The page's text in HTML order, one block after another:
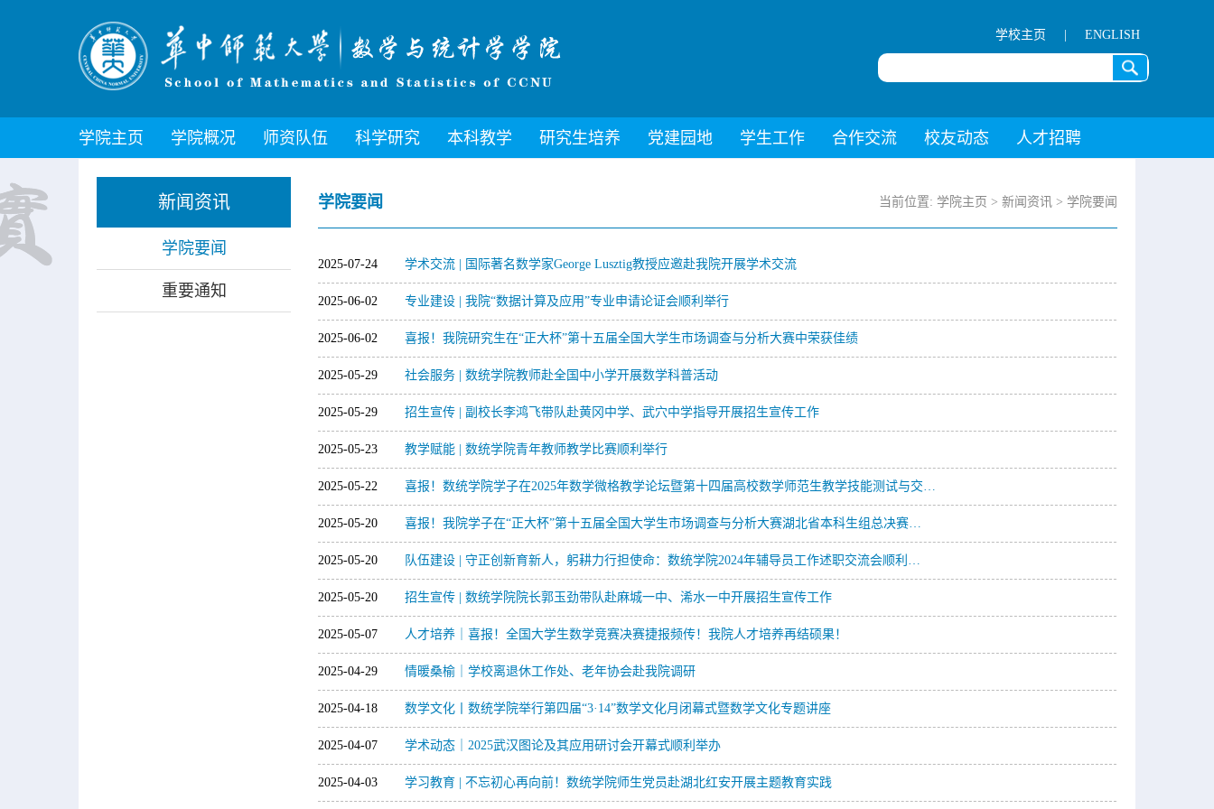
ENGLISH
学校主页
学院主页 学院概况 师资队伍 科学研究 本科教学 研究生培养 党建园地 学生工作 合作交流 校友动态 人才招聘
新闻资讯
学院要闻
重要通知
学院要闻 当前位置: 学院主页 > 新闻资讯 > 学院要闻
2025-07-24 学术交流 | 国际著名数学家George Lusztig教授应邀赴我院开展学术交流
2025-06-02 专业建设 | 我院“数据计算及应用”专业申请论证会顺利举行
2025-06-02 喜报！我院研究生在“正大杯”第十五届全国大学生市场调查与分析大赛中荣获佳绩
2025-05-29 社会服务 | 数统学院教师赴全国中小学开展数学科普活动
2025-05-29 招生宣传 | 副校长李鸿飞带队赴黄冈中学、武穴中学指导开展招生宣传工作
2025-05-23 教学赋能 | 数统学院青年教师教学比赛顺利举行
2025-05-22 喜报！数统学院学子在2025年数学微格教学论坛暨第十四届高校数学师范生教学技能测试与交…
2025-05-20 喜报！我院学子在“正大杯”第十五届全国大学生市场调查与分析大赛湖北省本科生组总决赛…
2025-05-20 队伍建设 | 守正创新育新人，躬耕力行担使命：数统学院2024年辅导员工作述职交流会顺利…
2025-05-20 招生宣传 | 数统学院院长郭玉劲带队赴麻城一中、浠水一中开展招生宣传工作
2025-05-07 人才培养｜喜报！全国大学生数学竞赛决赛捷报频传！我院人才培养再结硕果！
2025-04-29 情暖桑榆｜学校离退休工作处、老年协会赴我院调研
2025-04-18 数学文化丨数统学院举行第四届“3·14”数学文化月闭幕式暨数学文化专题讲座
2025-04-07 学术动态｜2025武汉图论及其应用研讨会开幕式顺利举办
2025-04-03 学习教育 | 不忘初心再向前！数统学院师生党员赴湖北红安开展主题教育实践